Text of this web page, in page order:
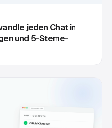
jeden Chat in
und 5-Sterne-